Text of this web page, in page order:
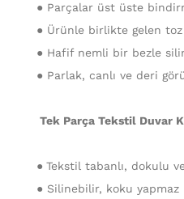
● Parçalar üst üste
● Ürünle birlikte gelen toz
● Hafif nemli bir bezle
● Parlak, canlı ve deri
Tek Parça Tekstil Duvar
● Tekstil tabanlı, dokulu
● Silinebilir, koku yapmaz